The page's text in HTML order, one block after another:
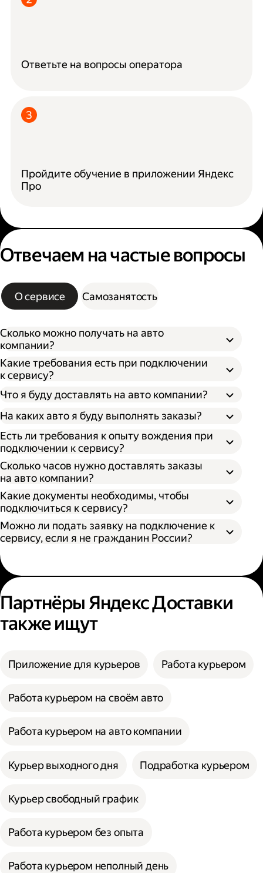
Ответьте на вопросы оператора
Пройдите обучение в приложении Яндекс
Про
Отвечаем на частые вопросы
О сервисе Самозанятость
Сколько можно получать на авто
компании?
Какие требования есть при подключении
к сервису?
Что я буду доставлять на авто компании?
На каких авто я буду выполнять заказы?
Есть ли требования к опыту вождения при
подключении к сервису?
Сколько часов нужно доставлять заказы
на авто компании?
Какие документы необходимы, чтобы
подключиться к сервису?
Можно ли подать заявку на подключение к
сервису, если я не гражданин России?
Партнёры Яндекс Доставки
также ищут
Приложение для курьеров Работа курьером
Работа курьером на своём авто
Работа курьером на авто компании
Курьер выходного дня Подработка курьером
Курьер свободный график
Работа курьером без опыта
Работа курьером неполный день